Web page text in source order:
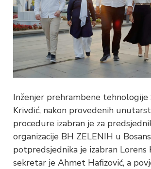
Inženjer prehrambene tehnologije
Krivdić, nakon provedenih
procedure izabran je za
organizacije BH ZELENIH u
potpredsjednika je izabran Lorens
sekretar je Ahmet Hafizović, a